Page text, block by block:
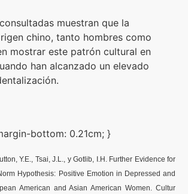
muestran que la
chino, tanto hombres como
mostrar este patrón cultural en
han alcanzado un elevado
bottom: 0.21cm; }
Y.E., Tsai, J.L., y Gotlib, I.H. Further Evidence for
Hypothesis: Positive Emotion in Depressed and
American and Asian American Women. Cultur